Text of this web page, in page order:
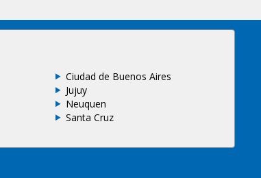
Ciudad de Buenos Aires
Jujuy
Neuquen
Santa Cruz